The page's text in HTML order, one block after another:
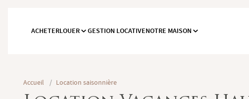
ACHETERLOUER GESTION LOCATIVENOTRE MAISON
Accueil / Location saisonnière